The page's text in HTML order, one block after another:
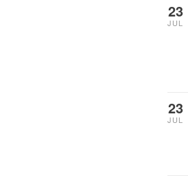
23
JUL
23
JUL